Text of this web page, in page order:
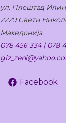
ул. Плоштад
2220 Свети
Македонија
078 456 334 | 078
Facebook